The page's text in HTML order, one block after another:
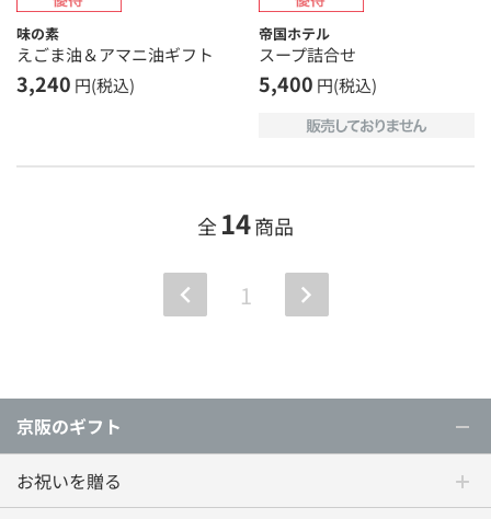
京阪のギフト
お祝いを贈る
味の素
えごま油＆アマニ油ギフト
3,240 円(税込)
帝国ホテル
スープ詰合せ
5,400 円(税込)
全14商品
1